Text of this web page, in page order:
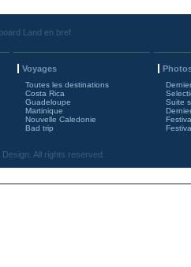
Land en bref
Voyages
Toutes les destinations
Costa Rica
Guadeloupe
Martinique
Nouvelle Caledonie
Bad trip
Suite
All rights reserved.